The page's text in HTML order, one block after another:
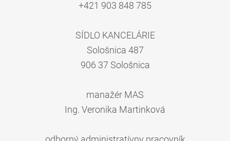
+421 903 848 785
SÍDLO KANCELÁRIE
Sološnica 487
906 37 Sološnica
manažér MAS
Ing. Veronika Martinková